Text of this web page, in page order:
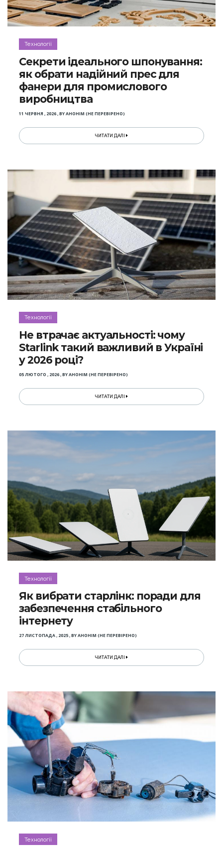
Технології
Секрети ідеального шпонування:
як обрати надійний прес для
фанери для промислового
виробництва
11 ЧЕРВНЯ , 2026,BYАНОНІМ (НЕ ПЕРЕВІРЕНО)
ЧИТАТИ ДАЛІ
Технології
Не втрачає актуальності: чому
Starlink такий важливий в Україні
у 2026 році?
05 ЛЮТОГО , 2026,BYАНОНІМ (НЕ ПЕРЕВІРЕНО)
ЧИТАТИ ДАЛІ
Технології
Як вибрати старлінк: поради для
забезпечення стабільного
інтернету
27 ЛИСТОПАДА , 2025,BYАНОНІМ (НЕ ПЕРЕВІРЕНО)
ЧИТАТИ ДАЛІ
Технології